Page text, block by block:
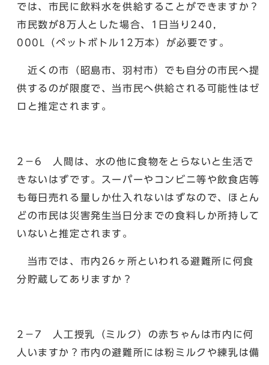
では、市民に飲料水を供給することができますか？
市民数が8万人とした場合、1日当り240，
000L（ペットボトル12万本）が必要です。
近くの市（昭島市、羽村市）でも自分の市民へ提
供するのが限度で、当市民へ供給される可能性はゼ
ロと推定されます。
2－6 人間は、水の他に食物をとらないと生活で
きないはずです。スーパーやコンビニ等や飲食店等
も毎日売れる量しか仕入れないはずなので、ほとん
どの市民は災害発生当日分までの食料しか所持して
いないと推定されます。
当市では、市内26ヶ所といわれる避難所に何食
分貯蔵してありますか？
2－7 人工授乳（ミルク）の赤ちゃんは市内に何
人いますか？市内の避難所には粉ミルクや練乳は備